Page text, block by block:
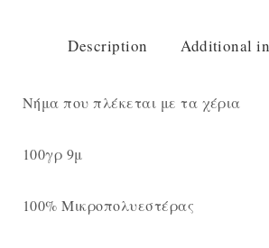
Description Additional
Νήμα που πλέκεται με τα χέρια
100γρ 9μ
100% Μικροπολυεστέρας